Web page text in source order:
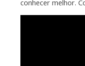
conhecer melhor.